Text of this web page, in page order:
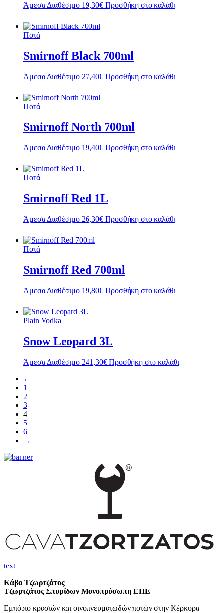
Άμεσα Διαθέσιμο 19,30€ Προσθήκη στο καλάθι
Ποτά
Smirnoff Black 700ml
Άμεσα Διαθέσιμο 27,40€ Προσθήκη στο καλάθι
Ποτά
Smirnoff North 700ml
Άμεσα Διαθέσιμο 19,40€ Προσθήκη στο καλάθι
Ποτά
Smirnoff Red 1L
Άμεσα Διαθέσιμο 26,30€ Προσθήκη στο καλάθι
Ποτά
Smirnoff Red 700ml
Άμεσα Διαθέσιμο 19,80€ Προσθήκη στο καλάθι
Plain Vodka
Snow Leopard 3L
Άμεσα Διαθέσιμο 241,30€ Προσθήκη στο καλάθι
←
1
2
3
4
5
6
→
text
Κάβα Τζωρτζάτος
Τζωρτζάτος Σπυρίδων Μονοπρόσωπη ΕΠΕ
Εμπόριο κρασιών και οινοπνευματωδών ποτών στην Κέρκυρα